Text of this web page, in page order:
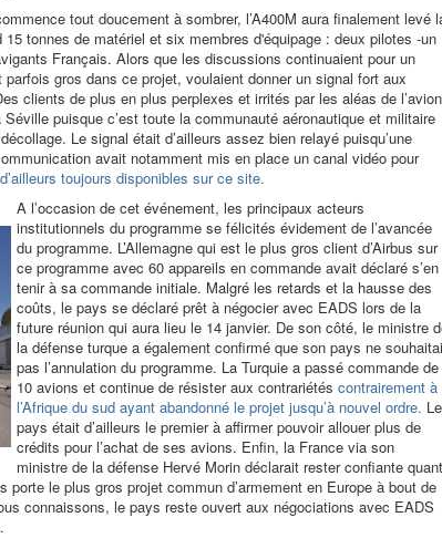
tout doucement à sombrer, l’A400M aura finalement levé
15 tonnes de matériel et six membres d'équipage : deux pilotes -un
Français. Alors que les discussions continuaient pour un
gros dans ce projet, voulaient donner un signal fort aux
clients de plus en plus perplexes et irrités par les aléas de
puisque c’est toute la communauté aéronautique et militaire
Le signal était d’ailleurs assez bien relayé puisqu’une
avait notamment mis en place un canal vidéo pour
toujours disponibles sur ce site.
A l’occasion de cet événement, les principaux acteurs
institutionnels du programme se félicités évidement de l’avancée
du programme. L’Allemagne qui est le plus gros client d’Airbus sur
ce programme avec 60 appareils en commande avait déclaré s’en
tenir à sa commande initiale. Malgré les retards et la hausse des
coûts, le pays se déclaré prêt à négocier avec EADS lors de la
future réunion qui aura lieu le 14 janvier. De son côté, le ministre
la défense turque a également confirmé que son pays ne
pas l’annulation du programme. La Turquie a passé commande de
10 avions et continue de résister aux contrariétés contrairement à
l’Afrique du sud ayant abandonné le projet jusqu’à nouvel ordre. Le
pays était d’ailleurs le premier à affirmer pouvoir allouer plus de
crédits pour l’achat de ses avions. Enfin, la France via son
ministre de la défense Hervé Morin déclarait rester confiante quant
le plus gros projet commun d’armement en Europe à bout de
connaissons, le pays reste ouvert aux négociations avec EADS